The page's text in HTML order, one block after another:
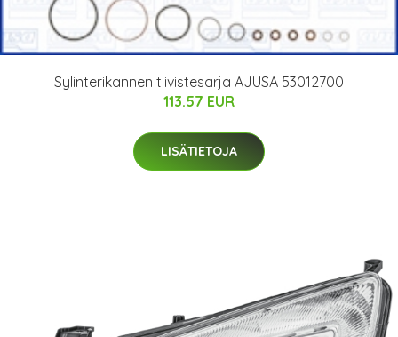
Sylinterikannen tiivistesarja AJUSA 53012700
113.57 EUR
LISÄTIETOJA